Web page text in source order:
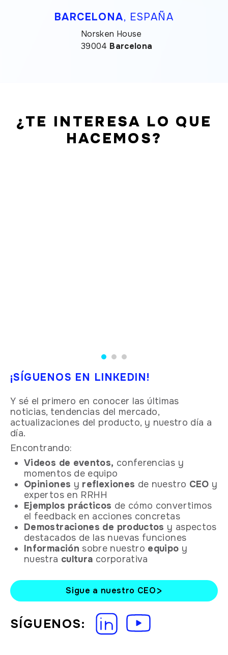
BARCELONA, ESPAÑA
Norsken House
39004 Barcelona
¿TE INTERESA LO QUE
HACEMOS?
¡SÍGUENOS EN LINKEDIN!
Y sé el primero en conocer las últimas
noticias, tendencias del mercado,
actualizaciones del producto, y nuestro día a
día.
Encontrando:
Videos de eventos, conferencias y
momentos de equipo
Opiniones y reflexiones de nuestro CEO y
expertos en RRHH
Ejemplos prácticos de cómo convertimos
el feedback en acciones concretas
Demostraciones de productos y aspectos
destacados de las nuevas funciones
Información sobre nuestro equipo y
nuestra cultura corporativa
Sigue a nuestro CEO
SÍGUENOS: